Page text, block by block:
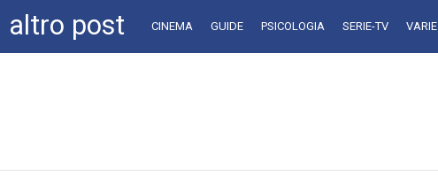
altro post CINEMA GUIDE PSICOLOGIA SERIE-TV VARIE